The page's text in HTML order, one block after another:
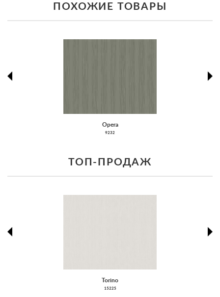
ПОХОЖИЕ ТОВАРЫ
Opera
9232
ТОП-ПРОДАЖ
Torino
15225